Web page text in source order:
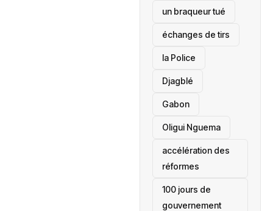
un braqueur tué
échanges de tirs
la Police
Djagblé
Gabon
Oligui Nguema
accélération des
réformes
100 jours de
gouvernement